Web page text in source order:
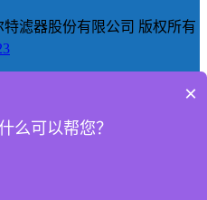
滤器股份有限公司 版权所有
×
么可以帮您？